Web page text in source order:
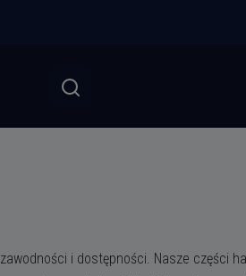
i dostępności. Nasze części